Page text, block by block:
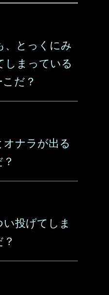
、とっくにみ
しまっている
だ？
ナラが出る
投げてしま